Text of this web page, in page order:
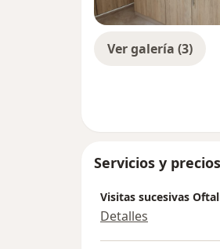
Ver galería (3)
Servicios y precios
Visitas sucesivas
Detalles